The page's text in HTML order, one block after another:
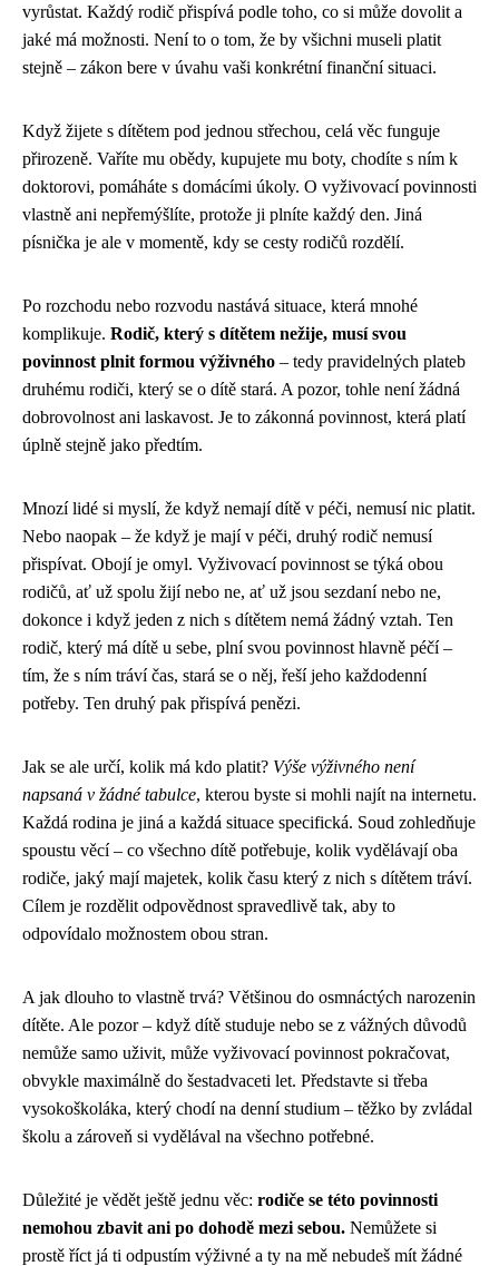
vyrůstat. Každý rodič přispívá podle toho, co si může dovolit a
jaké má možnosti. Není to o tom, že by všichni museli platit
stejně – zákon bere v úvahu vaši konkrétní finanční situaci.
Když žijete s dítětem pod jednou střechou, celá věc funguje
přirozeně. Vaříte mu obědy, kupujete mu boty, chodíte s ním k
doktorovi, pomáháte s domácími úkoly. O vyživovací povinnosti
vlastně ani nepřemýšlíte, protože ji plníte každý den. Jiná
písnička je ale v momentě, kdy se cesty rodičů rozdělí.
Po rozchodu nebo rozvodu nastává situace, která mnohé
komplikuje. Rodič, který s dítětem nežije, musí svou
povinnost plnit formou výživného – tedy pravidelných plateb
druhému rodiči, který se o dítě stará. A pozor, tohle není žádná
dobrovolnost ani laskavost. Je to zákonná povinnost, která platí
úplně stejně jako předtím.
Mnozí lidé si myslí, že když nemají dítě v péči, nemusí nic platit.
Nebo naopak – že když je mají v péči, druhý rodič nemusí
přispívat. Obojí je omyl. Vyživovací povinnost se týká obou
rodičů, ať už spolu žijí nebo ne, ať už jsou sezdaní nebo ne,
dokonce i když jeden z nich s dítětem nemá žádný vztah. Ten
rodič, který má dítě u sebe, plní svou povinnost hlavně péčí –
tím, že s ním tráví čas, stará se o něj, řeší jeho každodenní
potřeby. Ten druhý pak přispívá penězi.
Jak se ale určí, kolik má kdo platit? Výše výživného není
napsaná v žádné tabulce, kterou byste si mohli najít na internetu.
Každá rodina je jiná a každá situace specifická. Soud zohledňuje
spoustu věcí – co všechno dítě potřebuje, kolik vydělávají oba
rodiče, jaký mají majetek, kolik času který z nich s dítětem tráví.
Cílem je rozdělit odpovědnost spravedlivě tak, aby to
odpovídalo možnostem obou stran.
A jak dlouho to vlastně trvá? Většinou do osmnáctých narozenin
dítěte. Ale pozor – když dítě studuje nebo se z vážných důvodů
nemůže samo uživit, může vyživovací povinnost pokračovat,
obvykle maximálně do šestadvaceti let. Představte si třeba
vysokoškoláka, který chodí na denní studium – těžko by zvládal
školu a zároveň si vydělával na všechno potřebné.
Důležité je vědět ještě jednu věc: rodiče se této povinnosti
nemohou zbavit ani po dohodě mezi sebou. Nemůžete si
prostě říct já ti odpustím výživné a ty na mě nebudeš mít žádné